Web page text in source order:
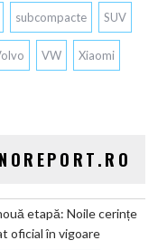
subcompacte SUV
VW Xiaomi
etapă: Noile cerințe
oficial în vigoare